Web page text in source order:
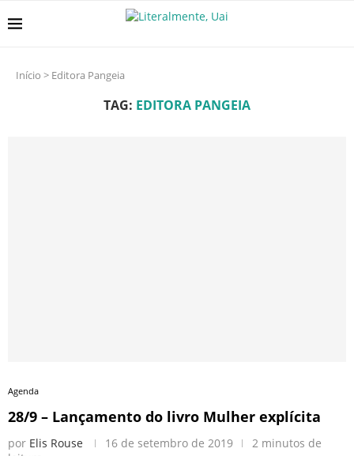
Início > Editora Pangeia
TAG: EDITORA PANGEIA
Agenda
28/9 – Lançamento do livro Mulher explícita
por Elis Rouse 16 de setembro de 2019
2 minutos de